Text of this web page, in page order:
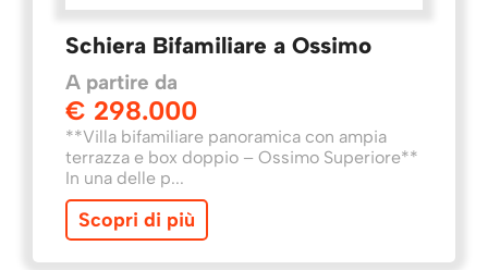
Schiera Bifamiliare a Ossimo
A partire da
€ 298.000
**Villa bifamiliare panoramica con ampia
terrazza e box doppio – Ossimo Superiore**
In una delle p...
Scopri di più